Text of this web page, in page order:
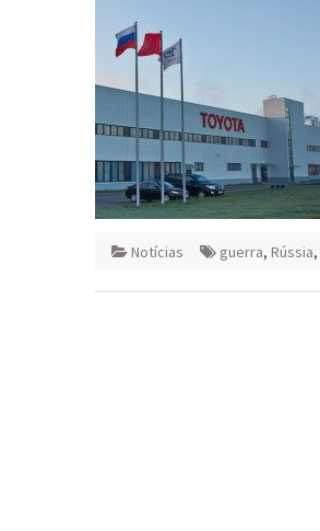
Notícias guerra, Rússia,